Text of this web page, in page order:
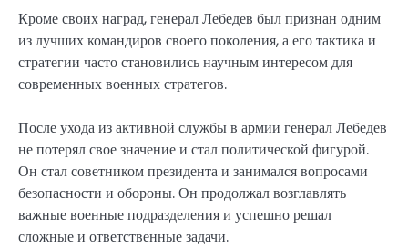
Кроме своих наград, генерал Лебедев был признан одним
из лучших командиров своего поколения, а его тактика и
стратегии часто становились научным интересом для
современных военных стратегов.
После ухода из активной службы в армии генерал Лебедев
не потерял свое значение и стал политической фигурой.
Он стал советником президента и занимался вопросами
безопасности и обороны. Он продолжал возглавлять
важные военные подразделения и успешно решал
сложные и ответственные задачи.